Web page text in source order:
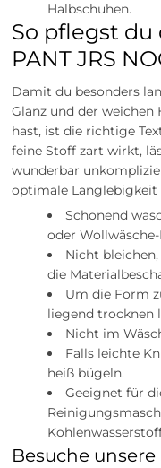
Halbschuhen.
So pflegst du
PANT JRS
Damit du besonders
Glanz und der weichen
hast, ist die richtige
feine Stoff zart wirkt,
wunderbar
optimale Langlebigkeit
Schonend
oder
Nicht
die
Um die Form
liegend trocknen
Nicht im
Falls leichte
heiß bügeln.
Geeignet für
Besuche unsere